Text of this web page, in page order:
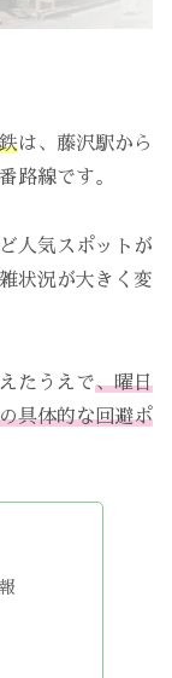
は、藤沢駅から
路線です。
人気スポットが
状況が大きく変
たうえで、曜日
具体的な回避ポ